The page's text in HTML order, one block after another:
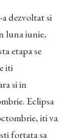
dezvoltat si
luna iunie,
etapa se
iti
si in
Eclipsa
iti va
fortata sa